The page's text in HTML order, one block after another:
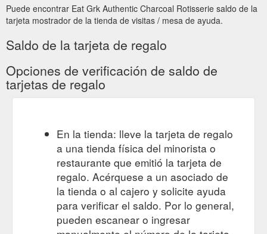
Puede encontrar Eat Grk Authentic Charcoal Rotisserie saldo de la
tarjeta mostrador de la tienda de visitas / mesa de ayuda.
Saldo de la tarjeta de regalo
Opciones de verificación de saldo de
tarjetas de regalo
En la tienda: lleve la tarjeta de regalo
a una tienda física del minorista o
restaurante que emitió la tarjeta de
regalo. Acérquese a un asociado de
la tienda o al cajero y solicite ayuda
para verificar el saldo. Por lo general,
pueden escanear o ingresar